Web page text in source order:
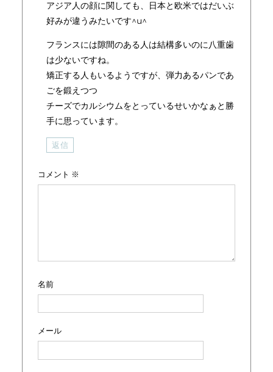
アジア人の顔に関しても、日本と欧米ではだいぶ
好みが違うみたいです^u^
フランスには隙間のある人は結構多いのに八重歯
は少ないですね。
矯正する人もいるようですが、弾力あるパンであ
ごを鍛えつつ
チーズでカルシウムをとっているせいかなぁと勝
手に思っています。
返信
コメント ※
名前
メール